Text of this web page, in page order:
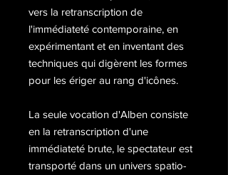
vers la retranscription de
l'immédiateté contemporaine, en
expérimentant et en inventant des
techniques qui digèrent les formes
pour les ériger au rang d'icônes.
La seule vocation d'Alben consiste
en la retranscription d'une
immédiateté brute, le spectateur est
transporté dans un univers spatio-